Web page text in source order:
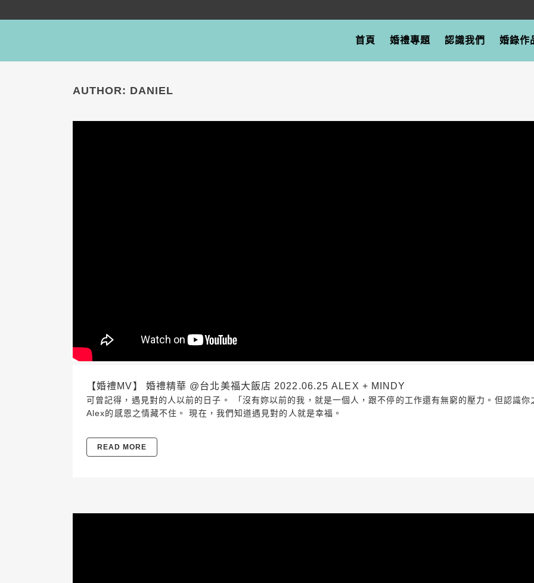
首頁 婚禮專題 認識我們 婚錄作
AUTHOR: DANIEL
【婚禮MV】 婚禮精華 @台北美福大飯店 2022.06.25 ALEX + MINDY
可曾記得，遇見對的人以前的日子。 「沒有妳以前的我，就是一個人，跟不停的工作還有無窮的壓力。但認識
Alex的感恩之情藏不住。 現在，我們知道遇見對的人就是幸福。
READ MORE